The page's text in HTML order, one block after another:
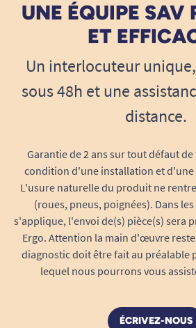
Remarque :Le produit est
avec la sangle. Le plastron
sur certaines photos) n’est pas
commandé séparément le cas
UNE ÉQUIPE SAV
ET
Un interlocuteur
sous 48h et une
distance.
Garantie de 2 ans sur tout défaut
condition d'une installation et
L'usure naturelle du produit ne
(roues, pneus, poignées). Dans
s'applique, l'envoi de(s) pièce(s) sera
Ergo. Attention la main d'œuvre
diagnostic doit être fait au préalable
lequel nous pourrons vous
ÉCRIVEZ-NOUS